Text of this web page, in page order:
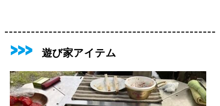
遊び家アイテム